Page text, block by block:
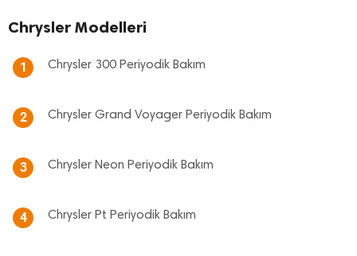
Chrysler Modelleri
1 Chrysler 300 Periyodik Bakım
2 Chrysler Grand Voyager Periyodik Bakım
3 Chrysler Neon Periyodik Bakım
4 Chrysler Pt Periyodik Bakım